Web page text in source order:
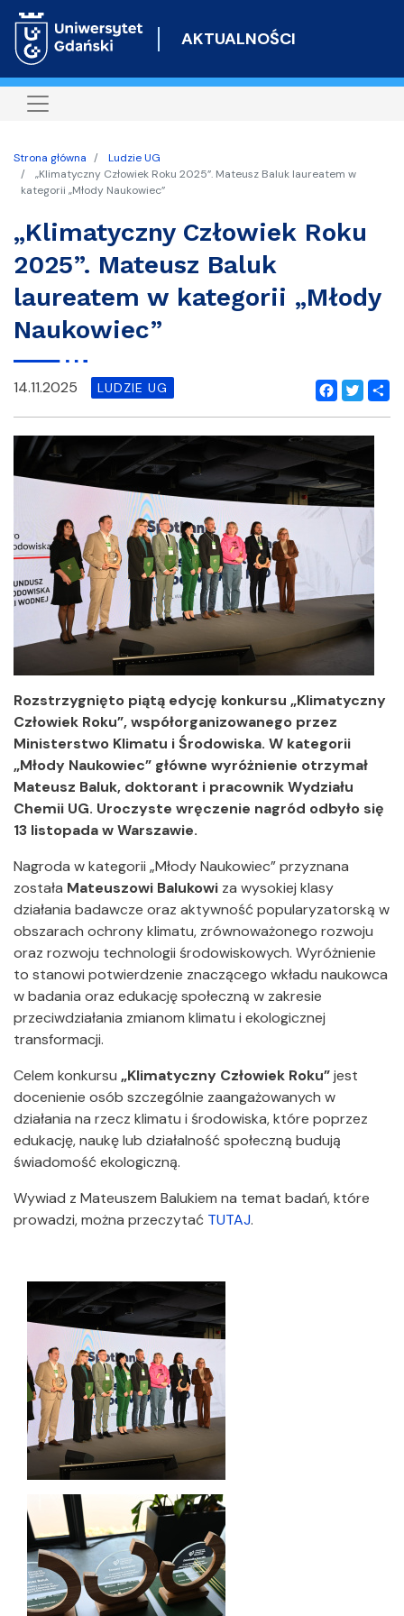
do
AKTUALNOŚCI
Strona główna
Ludzie UG
„Klimatyczny Człowiek Roku 2025”. Mateusz Baluk laureatem w
kategorii „Młody Naukowiec”
„Klimatyczny Człowiek Roku
2025”. Mateusz Baluk
laureatem w kategorii „Młody
Naukowiec”
Facebook
Twitter
14.11.2025 LUDZIE UG
Rozstrzygnięto piątą edycję konkursu „Klimatyczny
Człowiek Roku”, współorganizowanego przez
Ministerstwo Klimatu i Środowiska. W kategorii
„Młody Naukowiec” główne wyróżnienie otrzymał
Mateusz Baluk, doktorant i pracownik Wydziału
Chemii UG. Uroczyste wręczenie nagród odbyło się
13 listopada w Warszawie.
Nagroda w kategorii „Młody Naukowiec” przyznana
została Mateuszowi Balukowi za wysokiej klasy
działania badawcze oraz aktywność popularyzatorską w
obszarach ochrony klimatu, zrównoważonego rozwoju
oraz rozwoju technologii środowiskowych. Wyróżnienie
to stanowi potwierdzenie znaczącego wkładu naukowca
w badania oraz edukację społeczną w zakresie
przeciwdziałania zmianom klimatu i ekologicznej
transformacji.
Celem konkursu „Klimatyczny Człowiek Roku”jest
docenienie osób szczególnie zaangażowanych w
działania na rzecz klimatu i środowiska, które poprzez
edukację, naukę lub działalność społeczną budują
świadomość ekologiczną.
Wywiad z Mateuszem Balukiem na temat badań, które
prowadzi, można przeczytać TUTAJ.